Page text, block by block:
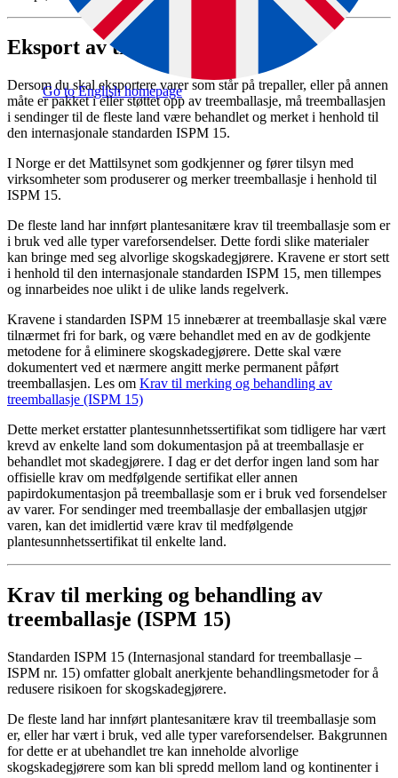
Go to English homepage
Eksport av treemballasje
Dersom du skal eksportere varer som står på trepaller, eller på annen
måte er pakket i eller støttet opp av treemballasje, må treemballasjen
i sendinger til de fleste land være behandlet og merket i henhold til
den internasjonale standarden ISPM 15.
I Norge er det Mattilsynet som godkjenner og fører tilsyn med
virksomheter som produserer og merker treemballasje i henhold til
ISPM 15.
De fleste land har innført plantesanitære krav til treemballasje som er
i bruk ved alle typer vareforsendelser. Dette fordi slike materialer
kan bringe med seg alvorlige skogskadegjørere. Kravene er stort sett
i henhold til den internasjonale standarden ISPM 15, men tillempes
og innarbeides noe ulikt i de ulike lands regelverk.
Kravene i standarden ISPM 15 innebærer at treemballasje skal være
tilnærmet fri for bark, og være behandlet med en av de godkjente
metodene for å eliminere skogskadegjørere. Dette skal være
dokumentert ved et nærmere angitt merke permanent påført
treemballasjen. Les om Krav til merking og behandling av
treemballasje (ISPM 15)
Dette merket erstatter plantesunnhetssertifikat som tidligere har vært
krevd av enkelte land som dokumentasjon på at treemballasje er
behandlet mot skadegjørere. I dag er det derfor ingen land som har
offisielle krav om medfølgende sertifikat eller annen
papirdokumentasjon på treemballasje som er i bruk ved forsendelser
av varer. For sendinger med treemballasje der emballasjen utgjør
varen, kan det imidlertid være krav til medfølgende
plantesunnhetssertifikat til enkelte land.
Krav til merking og behandling av
treemballasje (ISPM 15)
Standarden ISPM 15 (Internasjonal standard for treemballasje –
ISPM nr. 15) omfatter globalt anerkjente behandlingsmetoder for å
redusere risikoen for skogskadegjørere.
De fleste land har innført plantesanitære krav til treemballasje som
er, eller har vært i bruk, ved alle typer vareforsendelser. Bakgrunnen
for dette er at ubehandlet tre kan inneholde alvorlige
skogskadegjørere som kan bli spredd mellom land og kontinenter i